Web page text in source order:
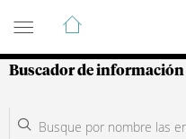
Guía de
Buscador de información